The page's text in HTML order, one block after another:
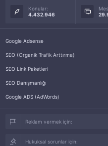
Konular:
4.432.946
Google Adsense
SEO (Organik Trafik Arttırma)
SEO Link Paketleri
SEO Danışmanlığı
Google ADS (AdWords)
Reklam vermek için:
Hukuksal sorunlar için: